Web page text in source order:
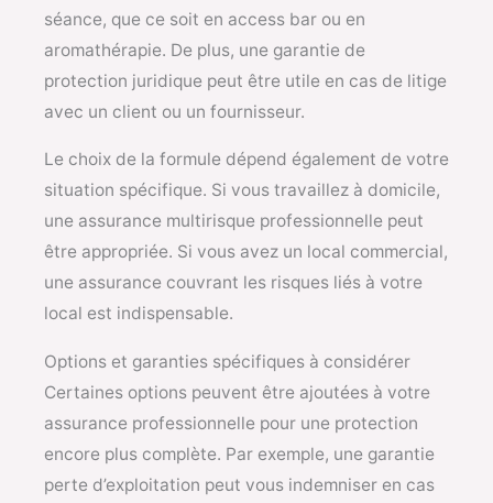
séance, que ce soit en access bar ou en
aromathérapie. De plus, une garantie de
protection juridique peut être utile en cas de litige
avec un client ou un fournisseur.
Le choix de la formule dépend également de votre
situation spécifique. Si vous travaillez à domicile,
une assurance multirisque professionnelle peut
être appropriée. Si vous avez un local commercial,
une assurance couvrant les risques liés à votre
local est indispensable.
Options et garanties spécifiques à considérer
Certaines options peuvent être ajoutées à votre
assurance professionnelle pour une protection
encore plus complète. Par exemple, une garantie
perte d’exploitation peut vous indemniser en cas